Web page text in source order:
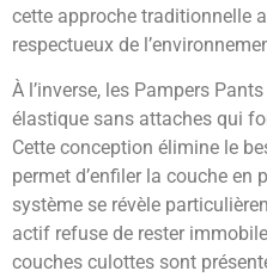
cette approche traditionnelle
respectueux de
À l’inverse, les Pampers
élastique sans attaches qui
Cette conception élimine le
permet d’enfiler la couche
système se révèle
actif refuse de rester
couches culottes sont